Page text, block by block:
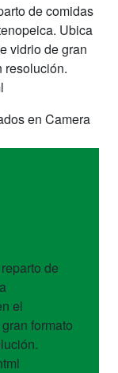
de comidas
Ubica
vidrio de gran
resolución.
en Camera
de
el
formato